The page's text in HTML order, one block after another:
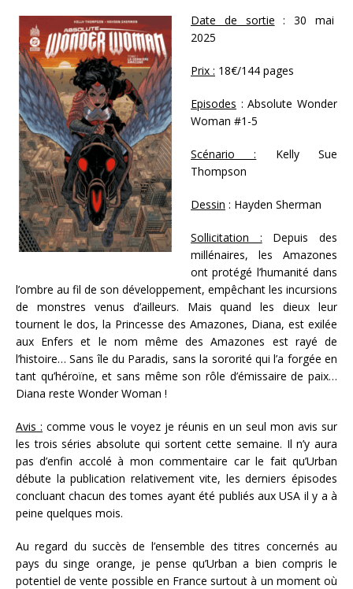
Date de sortie : 30 mai
2025
Prix : 18€/144 pages
Episodes : Absolute Wonder
Woman #1-5
Scénario : Kelly Sue
Thompson
Dessin : Hayden Sherman
Sollicitation : Depuis des
millénaires, les Amazones
ont protégé l’humanité dans
l’ombre au fil de son développement, empêchant les incursions
de monstres venus d’ailleurs. Mais quand les dieux leur
tournent le dos, la Princesse des Amazones, Diana, est exilée
aux Enfers et le nom même des Amazones est rayé de
l’histoire… Sans île du Paradis, sans la sororité qui l’a forgée en
tant qu’héroïne, et sans même son rôle d’émissaire de paix…
Diana reste Wonder Woman !
Avis : comme vous le voyez je réunis en un seul mon avis sur
les trois séries absolute qui sortent cette semaine. Il n’y aura
pas d’enfin accolé à mon commentaire car le fait qu’Urban
débute la publication relativement vite, les derniers épisodes
concluant chacun des tomes ayant été publiés aux USA il y a à
peine quelques mois.
Au regard du succès de l’ensemble des titres concernés au
pays du singe orange, je pense qu’Urban a bien compris le
potentiel de vente possible en France surtout à un moment où